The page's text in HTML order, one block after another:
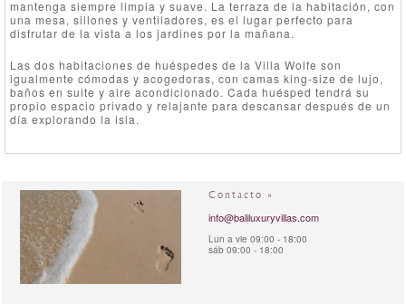
mantenga siempre limpia y suave. La terraza de la habitación, con
una mesa, sillones y ventiladores, es el lugar perfecto para
disfrutar de la vista a los jardines por la mañana.
Las dos habitaciones de huéspedes de la Villa Wolfe son
igualmente cómodas y acogedoras, con camas king-size de lujo,
baños en suite y aire acondicionado. Cada huésped tendrá su
propio espacio privado y relajante para descansar después de un
día explorando la isla.
Contacto »
info@baliluxuryvillas.com
Lun a vie 09:00 - 18:00
sáb 09:00 - 18:00